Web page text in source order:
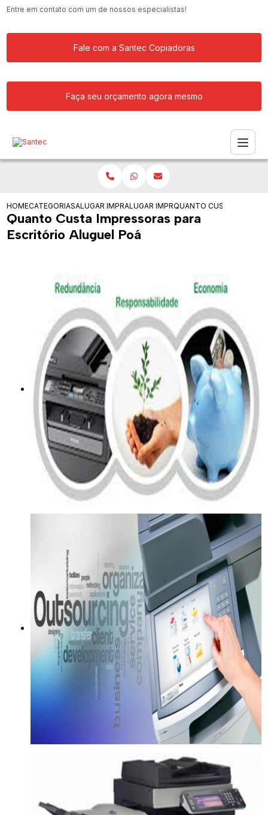
Entre em contato com um de nossos especialistas!
Fale com a Santec Copiadoras
Faça seu orçamento agora mesmo
HOMECATEGORIASALUGAR IMPRESSORAALUGAR IMPRESSORAS PARA ESCOLA
QUANTO CUSTA
Quanto Custa Impressoras para
Escritório Aluguel Poá